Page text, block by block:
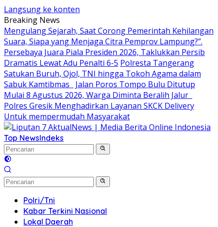
Langsung ke konten
Breaking News
Mengulang Sejarah, Saat Corong Pemerintah Kehilangan
Suara, Siapa yang Menjaga Citra Pemprov Lampung?”.
Persebaya Juara Piala Presiden 2026, Taklukkan Persib
Dramatis Lewat Adu Penalti 6-5 Polresta Tangerang
Satukan Buruh, Ojol, TNI hingga Tokoh Agama dalam
Sabuk Kamtibmas
Jalan Poros Tompo Bulu Ditutup
Mulai 8 Agustus 2026, Warga Diminta Beralih Jalur
Polres Gresik Menghadirkan Layanan SKCK Delivery
Untuk mempermudah Masyarakat
Top NewsIndeks
Polri/Tni
Kabar Terkini Nasional
Lokal Daerah